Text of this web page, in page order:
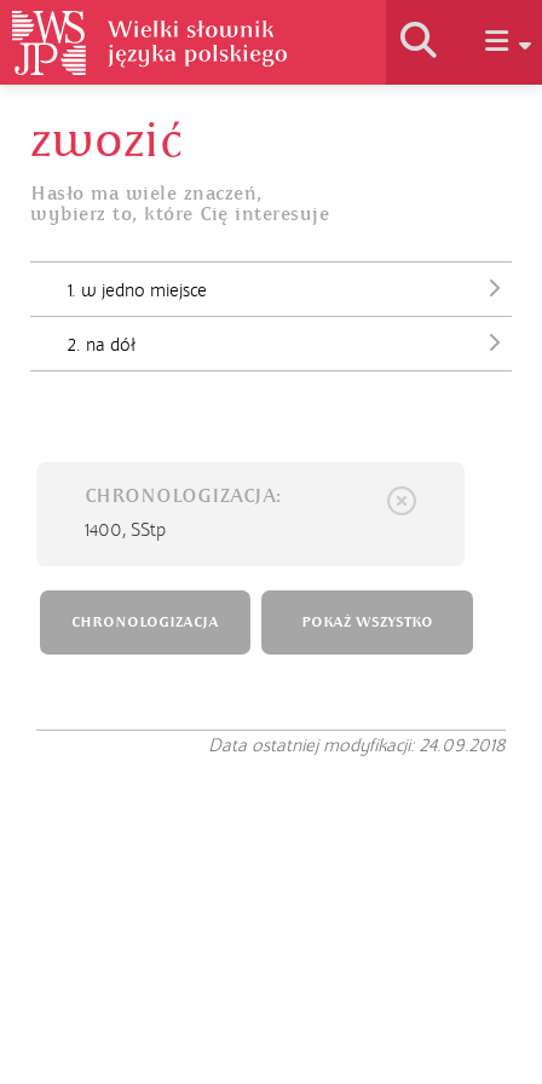
Jak korzystać
Podstawy naukowe
zwozić
Hasło ma wiele znaczeń,
wybierz to, które Cię interesuje
1. w jedno miejsce
2. na dół
CHRONOLOGIZACJA:
1400, SStp
CHRONOLOGIZACJA POKAŻ WSZYSTKO
Data ostatniej modyfikacji: 24.09.2018